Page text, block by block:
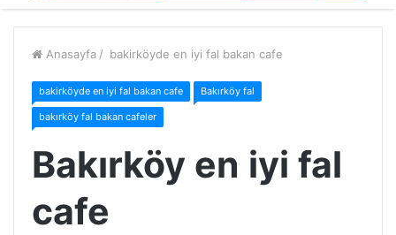
Anasayfa / bakirköyde en iyi fal bakan cafe
bakirköyde en iyi fal bakan cafe Bakırköy fal
bakırköy fal bakan cafeler
Bakırköy en iyi fal
cafe